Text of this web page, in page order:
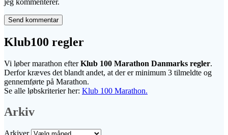
Klub100 regler
Vi løber marathon efterKlub 100 Marathon Danmarks regler.
Derfor kræves det blandt andet, at der er minimum 3 tilmeldte og
gennemførte på Marathon.
Se alle løbskriterier her: Klub 100 Marathon.
Arkiv